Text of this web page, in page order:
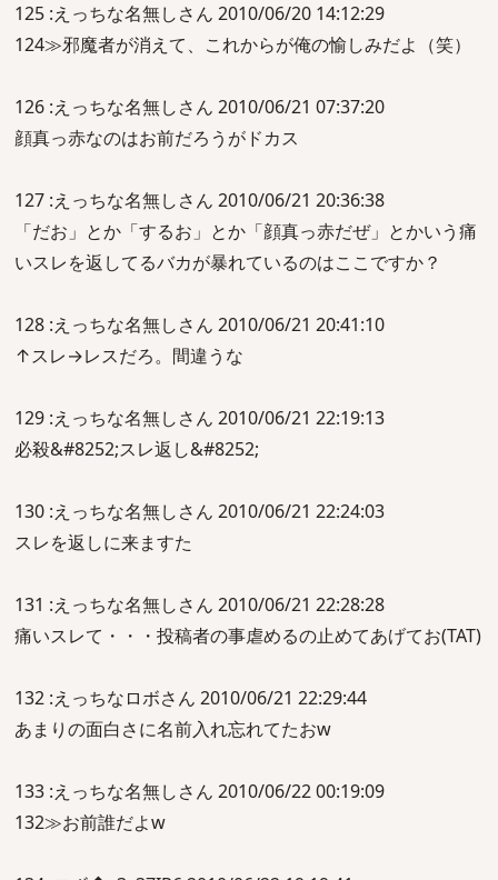
125 :えっちな名無しさん 2010/06/20 14:12:29
124≫邪魔者が消えて、これからが俺の愉しみだよ（笑）
126 :えっちな名無しさん 2010/06/21 07:37:20
顔真っ赤なのはお前だろうがドカス
127 :えっちな名無しさん 2010/06/21 20:36:38
「だお」とか「するお」とか「顔真っ赤だぜ」とかいう痛
いスレを返してるバカが暴れているのはここですか？
128 :えっちな名無しさん 2010/06/21 20:41:10
↑スレ→レスだろ。間違うな
129 :えっちな名無しさん 2010/06/21 22:19:13
必殺&#8252;スレ返し&#8252;
130 :えっちな名無しさん 2010/06/21 22:24:03
スレを返しに来ますた
131 :えっちな名無しさん 2010/06/21 22:28:28
痛いスレて・・・投稿者の事虐めるの止めてあげてお(TAT)
132 :えっちなロボさん 2010/06/21 22:29:44
あまりの面白さに名前入れ忘れてたおw
133 :えっちな名無しさん 2010/06/22 00:19:09
132≫お前誰だよw